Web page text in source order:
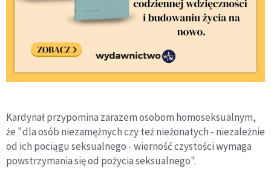
Kardynał przypomina zarazem osobom homoseksualnym,
że "dla osób niezamężnych czy też nieżonatych - niezależnie
od ich pociągu seksualnego - wierność czystości wymaga
powstrzymania się od pożycia seksualnego".